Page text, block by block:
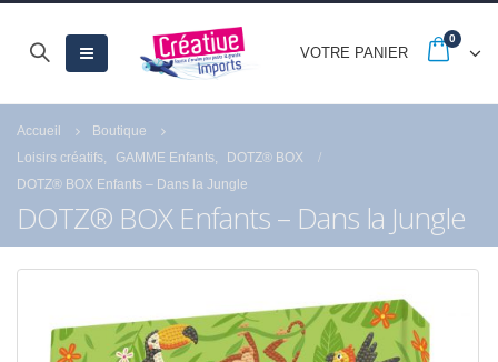
VOTRE PANIER
0
Accueil
Boutique
Loisirs créatifs
GAMME Enfants
DOTZ® BOX
DOTZ® BOX Enfants – Dans la Jungle
DOTZ® BOX Enfants – Dans la Jungle